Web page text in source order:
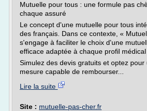
Mutuelle pour tous : une formule pas
chaque assuré
Le concept d'une mutuelle pour tous
des français. Dans ce contexte, «
s'engage à faciliter le choix d'une
efficace adaptée à chaque profil médical
Simulez des devis gratuits et optez
mesure capable de rembourser...
Lire la suite
Site : mutuelle-pas-cher.fr